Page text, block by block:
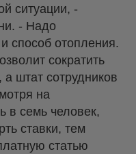
ситуации, -
- Надо
способ отопления.
сократить
штат сотрудников
на
в семь человек,
ставки, тем
статью